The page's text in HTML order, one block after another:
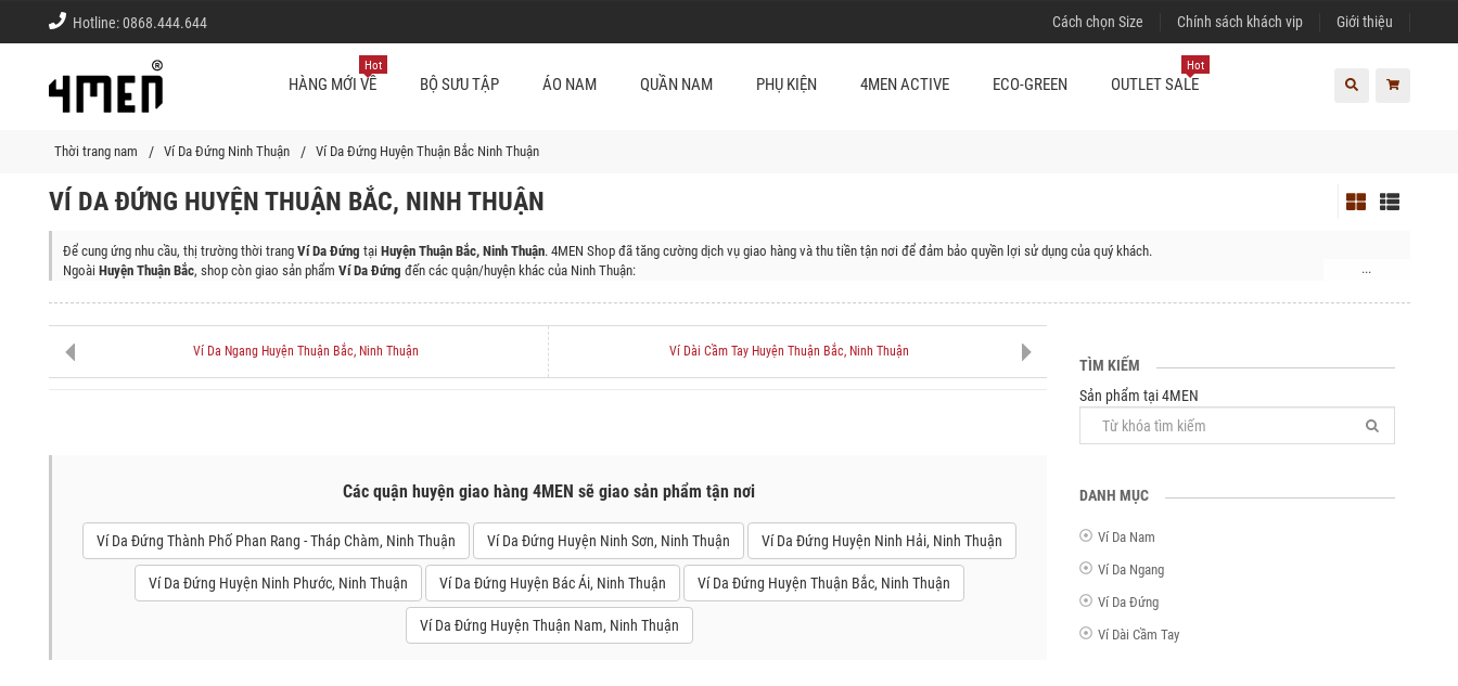
Hotline:0868.444.644 Cách chọn Size Chính sách khách vip Giới thiệu
HÀNG MỚI VỀ
Hot
BỘ SƯU TẬP ÁO NAM QUẦN NAM PHỤ KIỆN 4MEN ACTIVE ECO-GREEN OUTLET SALE
Hot
Thời trang nam Ví Da Đứng Ninh Thuận Ví Da Đứng Huyện Thuận Bắc Ninh Thuận
VÍ DA ĐỨNG HUYỆN THUẬN BẮC, NINH THUẬN
Để cung ứng nhu cầu, thị trường thời trang Ví Da Đứng tại Huyện Thuận Bắc, Ninh Thuận. 4MEN Shop đã tăng cường dịch vụ giao hàng và thu tiền tận nơi để đảm bảo quyền lợi sử dụng của quý khách.
Ngoài Huyện Thuận Bắc, shop còn giao sản phẩm Ví Da Đứng đến các quận/huyện khác của Ninh Thuận:
...
Ví Da Ngang Huyện Thuận Bắc, Ninh Thuận Ví Dài Cầm Tay Huyện Thuận Bắc, Ninh Thuận
Các quận huyện giao hàng 4MEN sẽ giao sản phẩm tận nơi
Ví Da Đứng Thành Phố Phan Rang - Tháp Chàm, Ninh Thuận Ví Da Đứng Huyện Ninh Sơn, Ninh Thuận Ví Da Đứng Huyện Ninh Hải, Ninh Thuận
Ví Da Đứng Huyện Ninh Phước, Ninh Thuận Ví Da Đứng Huyện Bác Ái, Ninh Thuận Ví Da Đứng Huyện Thuận Bắc, Ninh Thuận
Ví Da Đứng Huyện Thuận Nam, Ninh Thuận
TÌM KIẾM
Sản phẩm tại 4MEN
DANH MỤC
Ví Da Nam
Ví Da Ngang
Ví Da Đứng
Ví Dài Cầm Tay